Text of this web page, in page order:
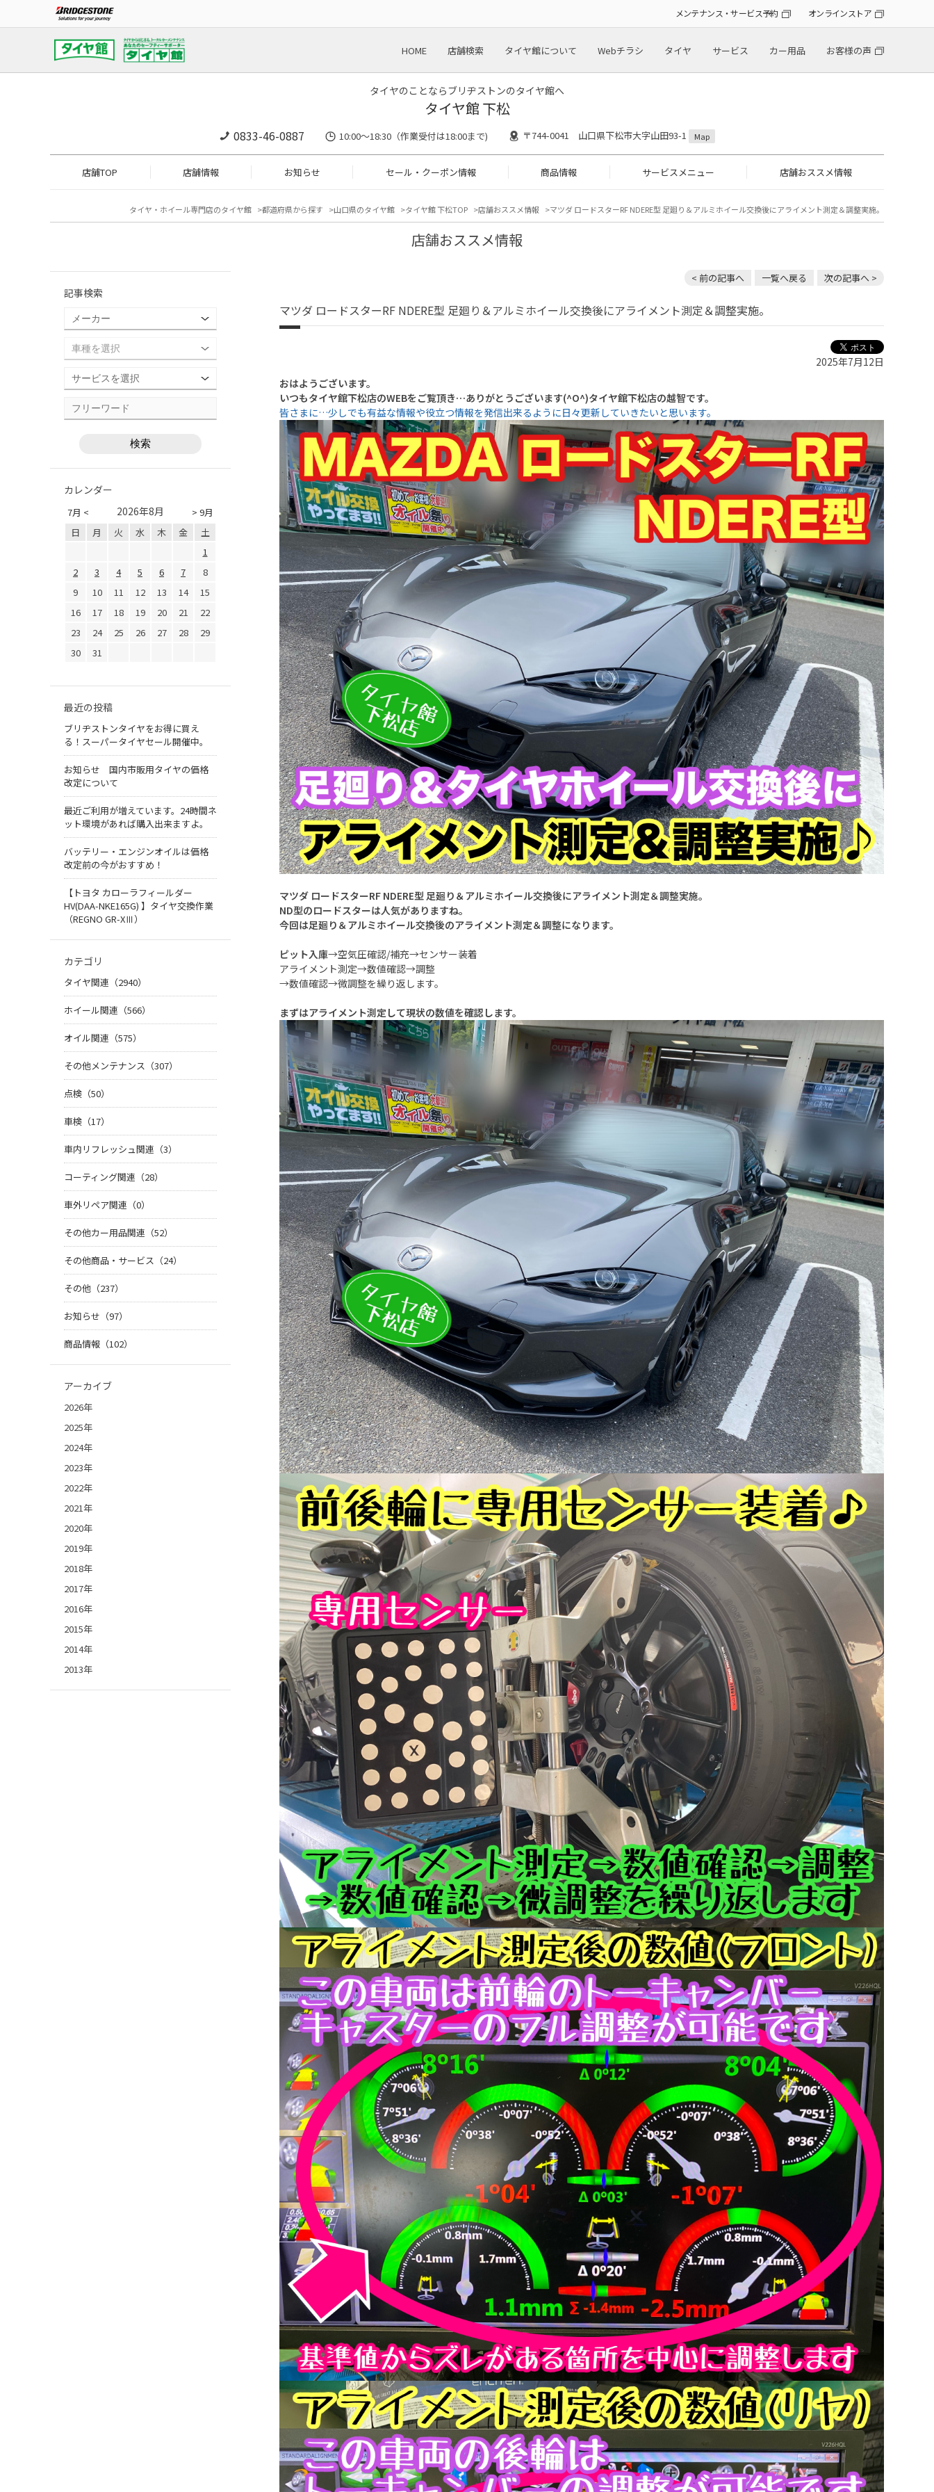
メンテナンス・サービス予約 オンラインストア
HOME 店舗検索 タイヤ館について Webチラシ タイヤ サービス カー用品 お客様の声
タイヤのことならブリヂストンのタイヤ館へ
タイヤ館 下松
0833-46-0887 10:00～18:30（作業受付は18:00まで) 〒744-0041 山口県下松市大字山田93-1 Map
店舗TOP 店舗情報 お知らせ セール・クーポン情報 商品情報 サービスメニュー 店舗おススメ情報
タイヤ・ホイール専門店のタイヤ館 都道府県から探す 山口県のタイヤ館 タイヤ館 下松TOP 店舗おススメ情報 マツダ ロードスターRF NDERE型 足廻り＆アルミホイール交換後にアライメント測定＆調整実施。
店舗おススメ情報
< 前の記事へ 一覧へ戻る 次の記事へ >
マツダ ロードスターRF NDERE型 足廻り＆アルミホイール交換後にアライメント測定＆調整実施。
2025年7月12日
おはようございます。
いつもタイヤ館下松店のWEBをご覧頂き…ありがとうございます(^O^)タイヤ館下松店の越智です。
皆さまに…少しでも有益な情報や役立つ情報を発信出来るように日々更新していきたいと思います。
マツダ ロードスターRF NDERE型 足廻り＆アルミホイール交換後にアライメント測定＆調整実施。
ND型のロードスターは人気がありますね。
今回は足廻り＆アルミホイール交換後のアライメント測定＆調整になります。
ピット入庫→空気圧確認/補充→センサー装着
アライメント測定→数値確認→調整
→数値確認→微調整を繰り返します。
まずはアライメント測定して現状の数値を確認します。
記事検索
カレンダー
7月 < > 9月
2026年8月
日 月 火 水 木 金
土
1
2
3 4 5 6 7
8
9
10 11 12 13 14
15
16
17 18 19 20 21
22
23
24 25 26 27 28
29
30
31
最近の投稿
ブリヂストンタイヤをお得に買え
る！スーパータイヤセール開催中。
お知らせ 国内市販用タイヤの価格
改定について
最近ご利用が増えています。24時間ネ
ット環境があれば購入出来ますよ。
バッテリー・エンジンオイルは価格
改定前の今がおすすめ！
【トヨタ カローラフィールダー
HV(DAA-NKE165G) 】タイヤ交換作業
（REGNO GR-XⅢ）
カテゴリ
タイヤ関連（2940）
ホイール関連（566）
オイル関連（575）
その他メンテナンス（307）
点検（50）
車検（17）
車内リフレッシュ関連（3）
コーティング関連（28）
車外リペア関連（0）
その他カー用品関連（52）
その他商品・サービス（24）
その他（237）
お知らせ（97）
商品情報（102）
アーカイブ
2026年
2025年
2024年
2023年
2022年
2021年
2020年
2019年
2018年
2017年
2016年
2015年
2014年
2013年